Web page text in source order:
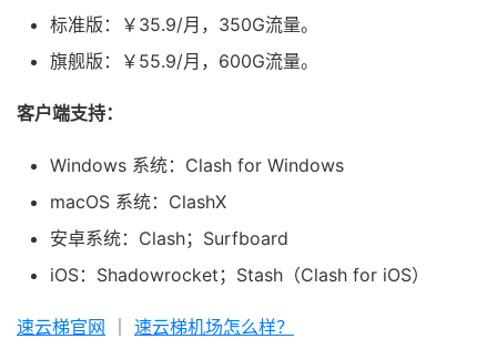
标准版：￥35.9/月，350G流量。
旗舰版：￥55.9/月，600G流量。
客户端支持：
Windows 系统：Clash for Windows
macOS 系统：ClashX
安卓系统：Clash；Surfboard
iOS：Shadowrocket；Stash（Clash for iOS）
速云梯官网 速云梯机场怎么样？